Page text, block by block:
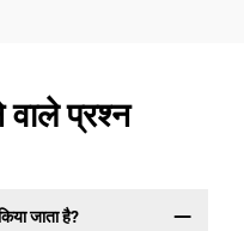
प्रश्न
जाता है?